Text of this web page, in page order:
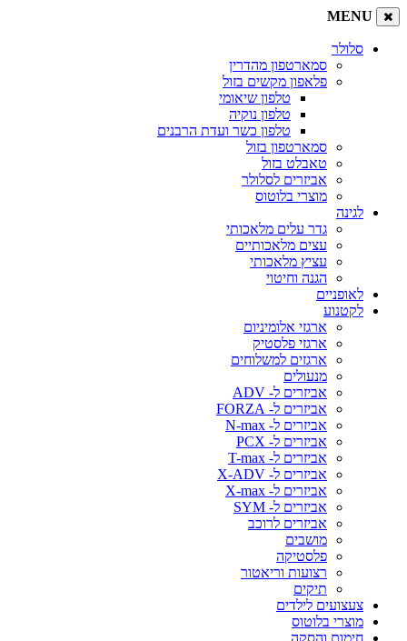
MENU
סלולר
סמארטפון מהדרין
פלאפון מקשים בזול
טלפון שיאומי
טלפון נוקיה
טלפון כשר ועדת הרבנים
סמארטפון בזול
טאבלט בזול
אביזרים לסלולר
מוצרי בלוטוס
לגינה
גדר עלים מלאכותי
עצים מלאכותיים
עציץ מלאכותי
הגנה וחיטוי
לאופניים
לקטנוע
ארגזי אלומיניום
ארגזי פלסטיק
ארגזים למשלוחים
מנעולים
אביזרים ל- ADV
אביזרים ל- FORZA
אביזרים ל- N-max
אביזרים ל- PCX
אביזרים ל- T-max
אביזרים ל- X-ADV
אביזרים ל- X-max
אביזרים ל- SYM
אביזרים לרוכב
מושבים
פלסטיקה
רצועות וריאטור
תיקים
צעצועים לילדים
מוצרי בלוטוס
חימום והסקה